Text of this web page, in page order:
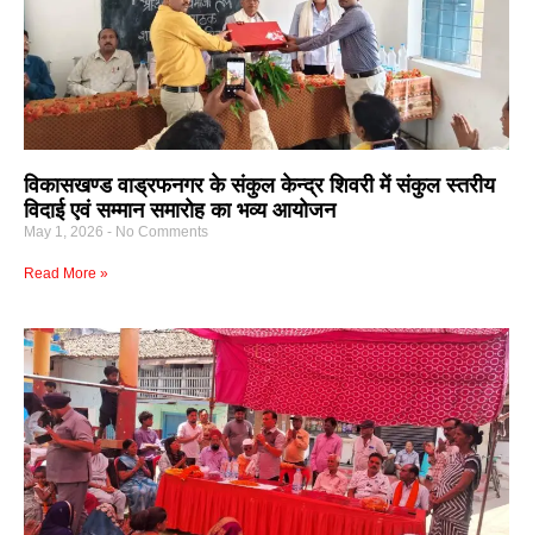
विकासखण्ड वाड्रफनगर के संकुल केन्द्र शिवरी में संकुल स्तरीय
विदाई एवं सम्मान समारोह का भव्य आयोजन
May 1, 2026 No Comments
Read More »